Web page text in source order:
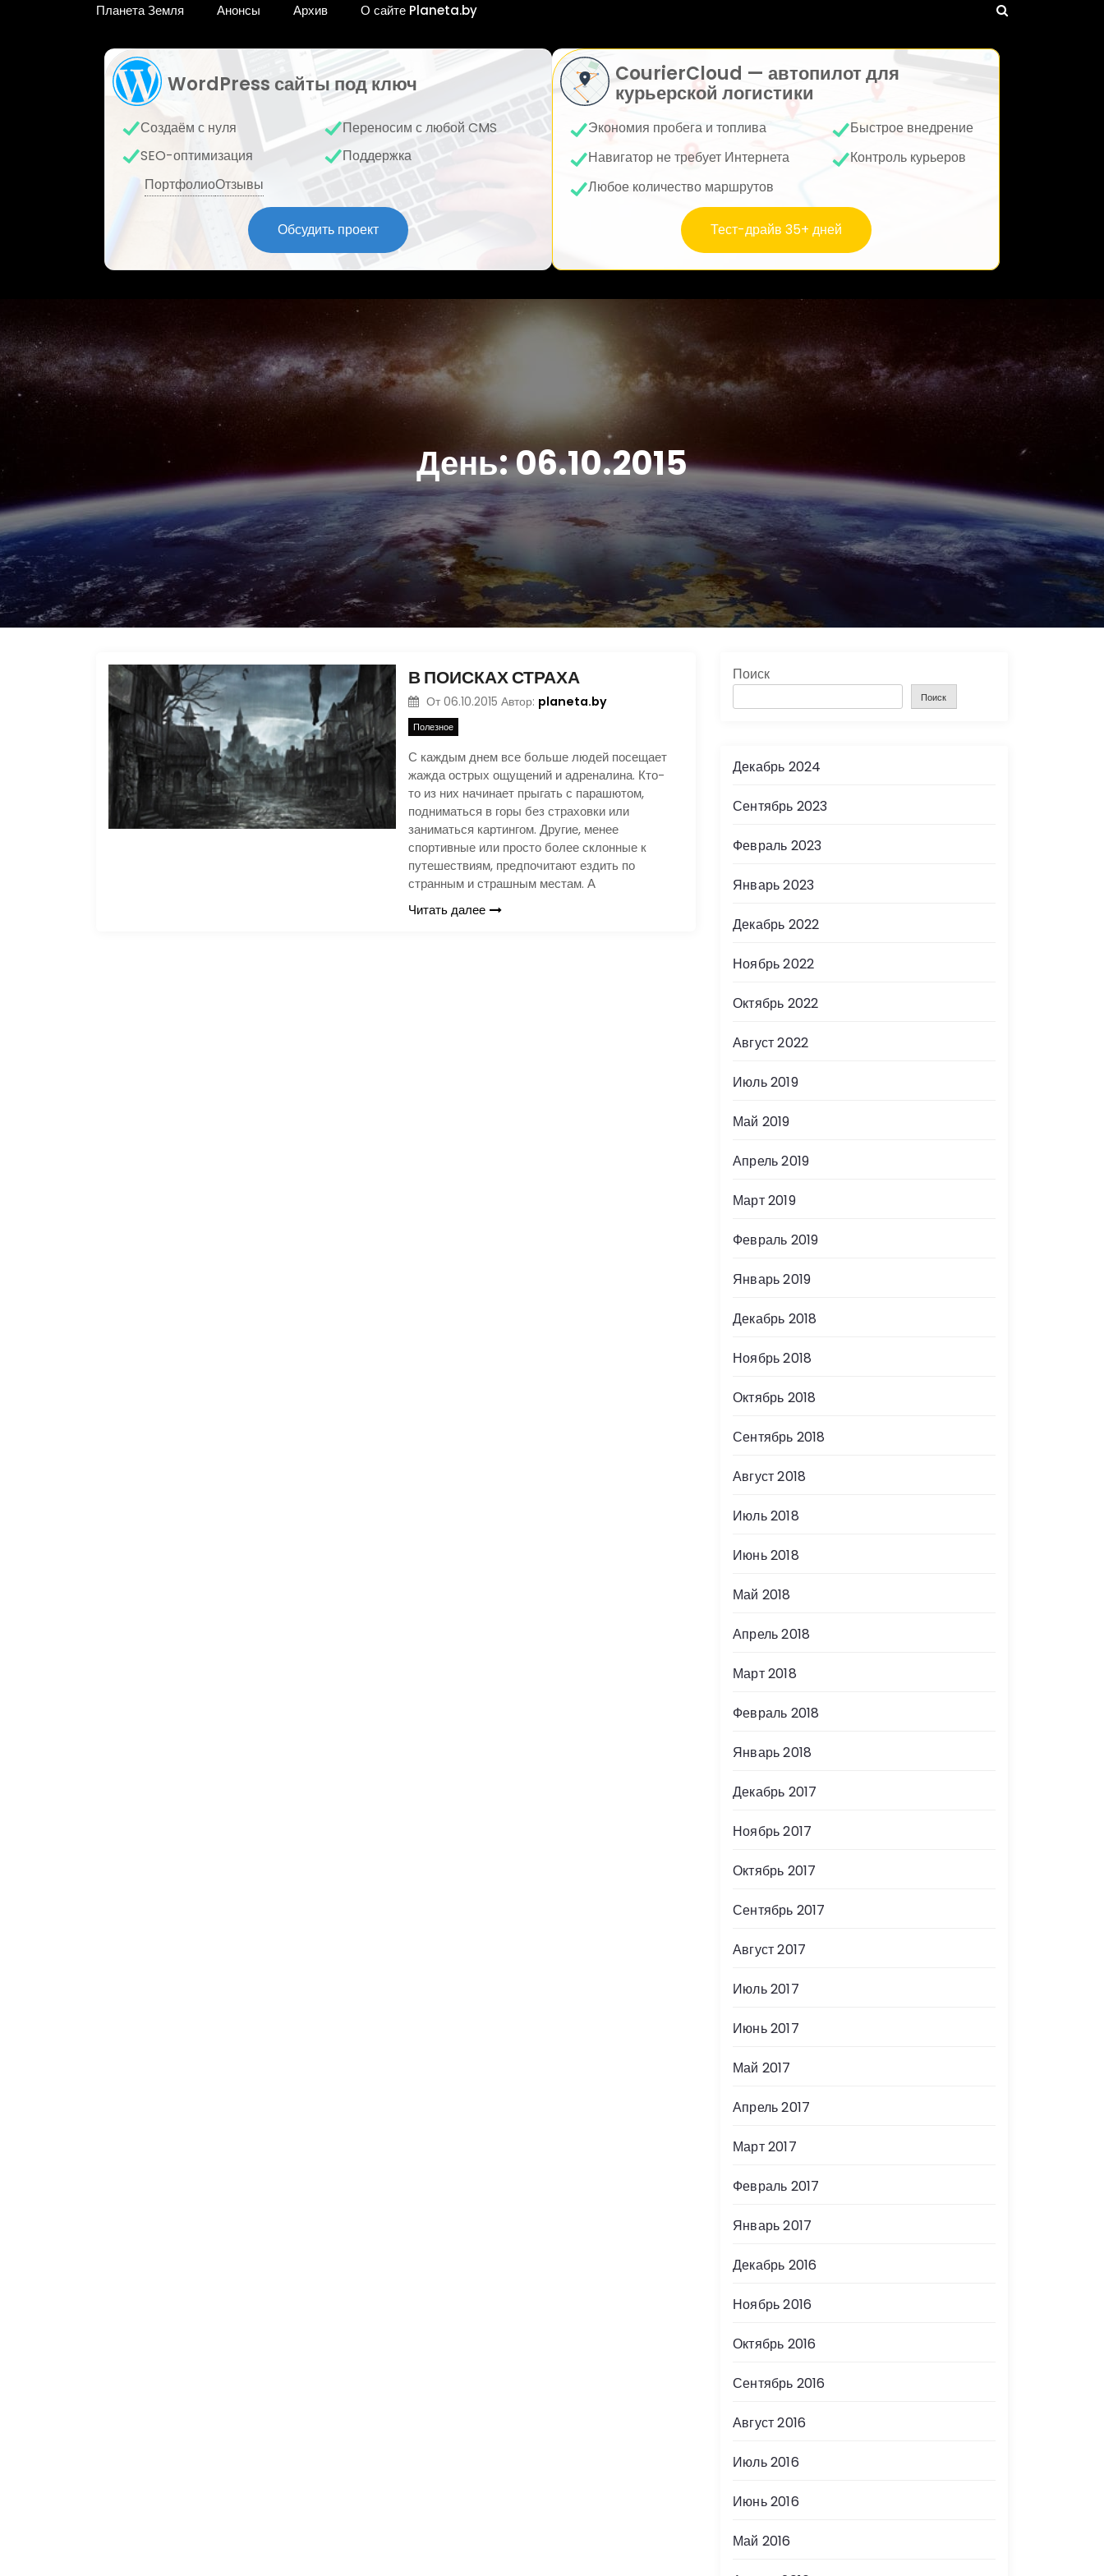
Планета Земля Анонсы Архив О сайте Planeta.by
WordPress сайты под ключ
Создаём с нуля
Переносим с любой CMS
SEO-оптимизация
Поддержка
ПортфолиоОтзывы
Обсудить проект
CourierCloud — автопилот для
курьерской логистики
Экономия пробега и топлива
Быстрое внедрение
Навигатор не требует Интернета
Контроль курьеров
Любое количество маршрутов
Тест-драйв 35+ дней
День:06.10.2015
В ПОИСКАХ СТРАХА
От 06.10.2015 Автор: planeta.by
Полезное
С каждым днем все больше людей посещает
жажда острых ощущений и адреналина. Кто-
то из них начинает прыгать с парашютом,
подниматься в горы без страховки или
заниматься картингом. Другие, менее
спортивные или просто более склонные к
путешествиям, предпочитают ездить по
странным и страшным местам. А
Читать далее
Поиск
Поиск
Декабрь 2024
Сентябрь 2023
Февраль 2023
Январь 2023
Декабрь 2022
Ноябрь 2022
Октябрь 2022
Август 2022
Июль 2019
Май 2019
Апрель 2019
Март 2019
Февраль 2019
Январь 2019
Декабрь 2018
Ноябрь 2018
Октябрь 2018
Сентябрь 2018
Август 2018
Июль 2018
Июнь 2018
Май 2018
Апрель 2018
Март 2018
Февраль 2018
Январь 2018
Декабрь 2017
Ноябрь 2017
Октябрь 2017
Сентябрь 2017
Август 2017
Июль 2017
Июнь 2017
Май 2017
Апрель 2017
Март 2017
Февраль 2017
Январь 2017
Декабрь 2016
Ноябрь 2016
Октябрь 2016
Сентябрь 2016
Август 2016
Июль 2016
Июнь 2016
Май 2016